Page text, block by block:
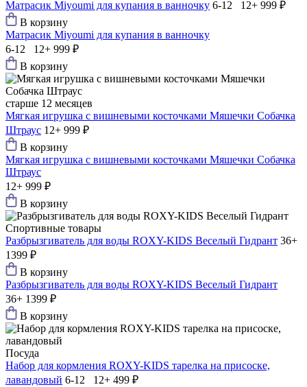
Матрасик Мiyoumi для купания в ванночку 6-12 12+ 999 ₽
В корзину
Матрасик Мiyoumi для купания в ванночку
6-12 12+ 999 ₽
В корзину
старше 12 месяцев
Мягкая игрушка с вишневыми косточками Мяшечки Собачка
Штраус 12+ 999 ₽
В корзину
Мягкая игрушка с вишневыми косточками Мяшечки Собачка
Штраус
12+ 999 ₽
В корзину
Спортивные товары
Разбрызгиватель для воды ROXY-KIDS Веселый Гидрант 36+
1399 ₽
В корзину
Разбрызгиватель для воды ROXY-KIDS Веселый Гидрант
36+ 1399 ₽
В корзину
Посуда
Набор для кормления ROXY-KIDS тарелка на присоске,
лавандовый 6-12 12+ 499 ₽